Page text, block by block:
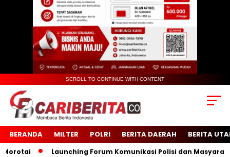
SCROLL TO CONTINUE WITH CONTENT
BERANDA MILTER POLRI BERITA DAERAH BERITA
Launching Forum Komunikasi Polisi dan Masyarakat